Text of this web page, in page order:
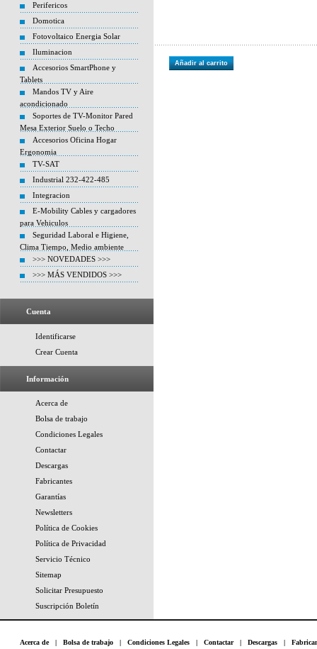
Perifericos
Domotica
Fotovoltaico Energia Solar
Iluminacion
Accesorios SmartPhone y
Tablets
Mandos TV y Aire
acondicionado
Soportes de TV-Monitor Pared
Mesa Exterior Suelo o Techo
Accesorios Oficina Hogar
Ergonomia
TV-SAT
Industrial 232-422-485
Integracion
E-Mobility Cables y cargadores
para Vehiculos
Seguridad Laboral e Higiene,
Clima Tiempo, Medio ambiente
>>> NOVEDADES >>>
>>> MÁS VENDIDOS >>>
Cuenta
Identificarse
Crear Cuenta
Información
Acerca de
Bolsa de trabajo
Condiciones Legales
Contactar
Descargas
Fabricantes
Garantías
Newsletters
Política de Cookies
Política de Privacidad
Servicio Técnico
Sitemap
Solicitar Presupuesto
Suscripción Boletín
Añadir al carrito
Acerca de| Bolsa de trabajo | Condiciones Legales | Contactar| Descargas |